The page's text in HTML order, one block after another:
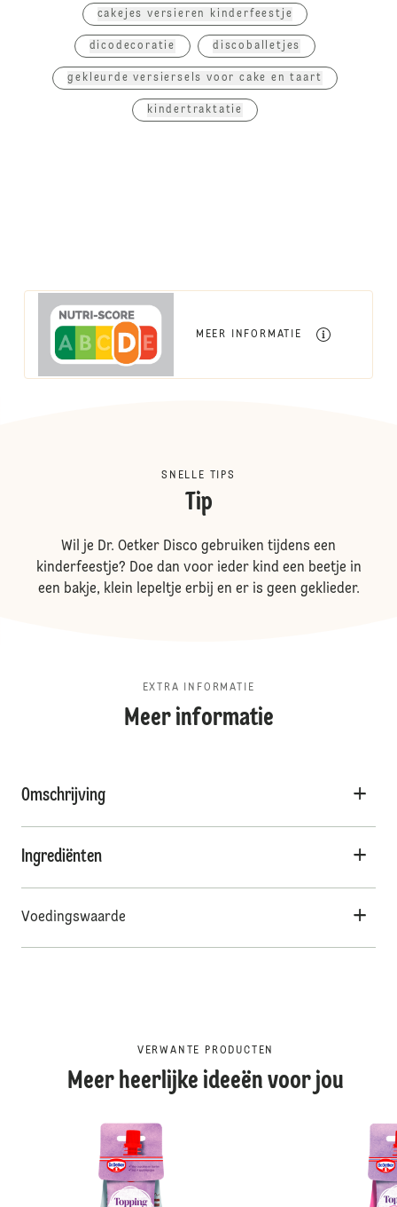
cakejes versieren kinderfeestje
dicodecoratie discoballetjes
gekleurde versiersels voor cake en taart
kindertraktatie
MEER INFORMATIE
SNELLE TIPS
Tip
Wil je Dr. Oetker Disco gebruiken tijdens een
kinderfeestje? Doe dan voor ieder kind een beetje in
een bakje, klein lepeltje erbij en er is geen geklieder.
EXTRA INFORMATIE
Meer informatie
Omschrijving
Ingrediënten
Voedingswaarde
VERWANTE PRODUCTEN
Meer heerlijke ideeën voor jou